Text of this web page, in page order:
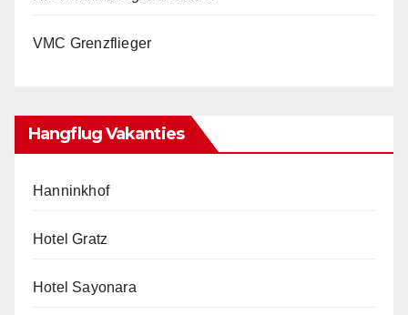
VMC Grenzflieger
Hangflug Vakanties
Hanninkhof
Hotel Gratz
Hotel Sayonara